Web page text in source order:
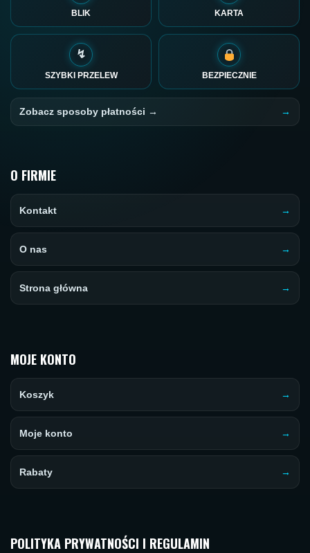
BLIK KARTA
↯
SZYBKI PRZELEW BEZPIECZNIE
Zobacz sposoby płatności →
O FIRMIE
Kontakt
O nas
Strona główna
MOJE KONTO
Koszyk
Moje konto
Rabaty
POLITYKA PRYWATNOŚCI I REGULAMIN